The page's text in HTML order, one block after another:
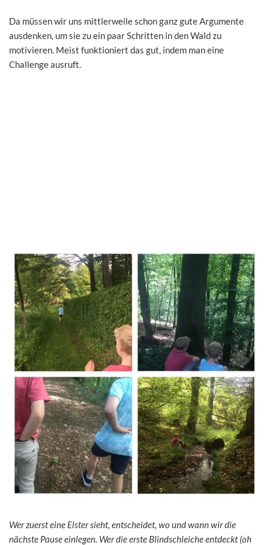
Da müssen wir uns mittlerweile schon ganz gute Argumente
ausdenken, um sie zu ein paar Schritten in den Wald zu
motivieren. Meist funktioniert das gut, indem man eine
Challenge ausruft.
Wer zuerst eine Elster sieht, entscheidet, wo und wann wir die
nächste Pause einlegen. Wer die erste Blindschleiche entdeckt (oh